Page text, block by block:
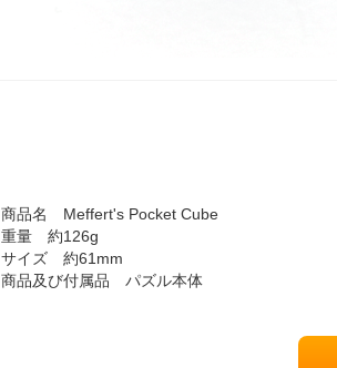
商品名 Meffert's Pocket Cube
重量 約126g
サイズ 約61mm
商品及び付属品 パズル本体